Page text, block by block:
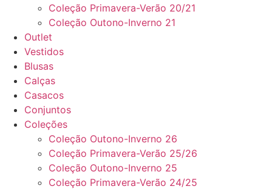
Coleção Primavera-Verão 20/21
Coleção Outono-Inverno 21
Outlet
Vestidos
Blusas
Calças
Casacos
Conjuntos
Coleções
Coleção Outono-Inverno 26
Coleção Primavera-Verão 25/26
Coleção Outono-Inverno 25
Coleção Primavera-Verão 24/25